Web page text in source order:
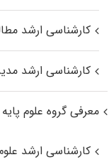
کارشناسی ارشد
کارشناسی ارشد
معرفی گروه علوم
کارشناسی ارشد